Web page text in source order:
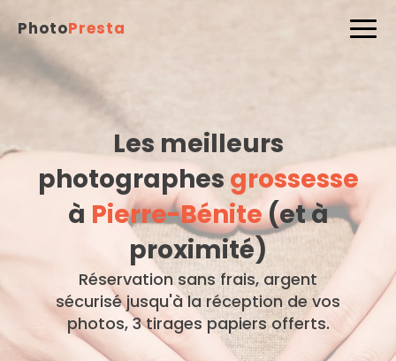
PhotoPresta
Les meilleurs
photographes grossesse
à Pierre-Bénite(et à
proximité)
Réservation sans frais, argent
sécurisé jusqu'à la réception de vos
photos, 3 tirages papiers offerts.